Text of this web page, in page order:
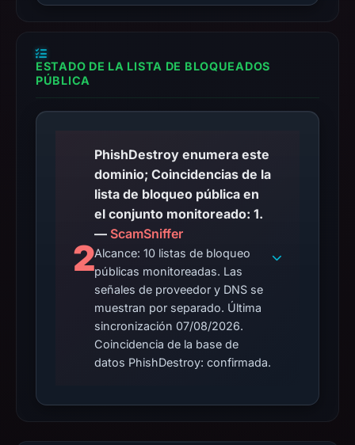
ESTADO DE LA LISTA DE BLOQUEADOS
PÚBLICA
2
PhishDestroy enumera este
dominio; Coincidencias de la
lista de bloqueo pública en
el conjunto monitoreado: 1.
— ScamSniffer
Alcance: 10 listas de bloqueo
públicas monitoreadas. Las
señales de proveedor y DNS se
muestran por separado. Última
sincronización 07/08/2026.
Coincidencia de la base de
datos PhishDestroy: confirmada.